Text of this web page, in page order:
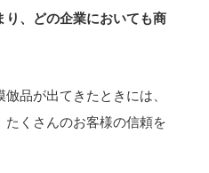
り、どの企業においても商
品が出てきたときには、
くさんのお客様の信頼を